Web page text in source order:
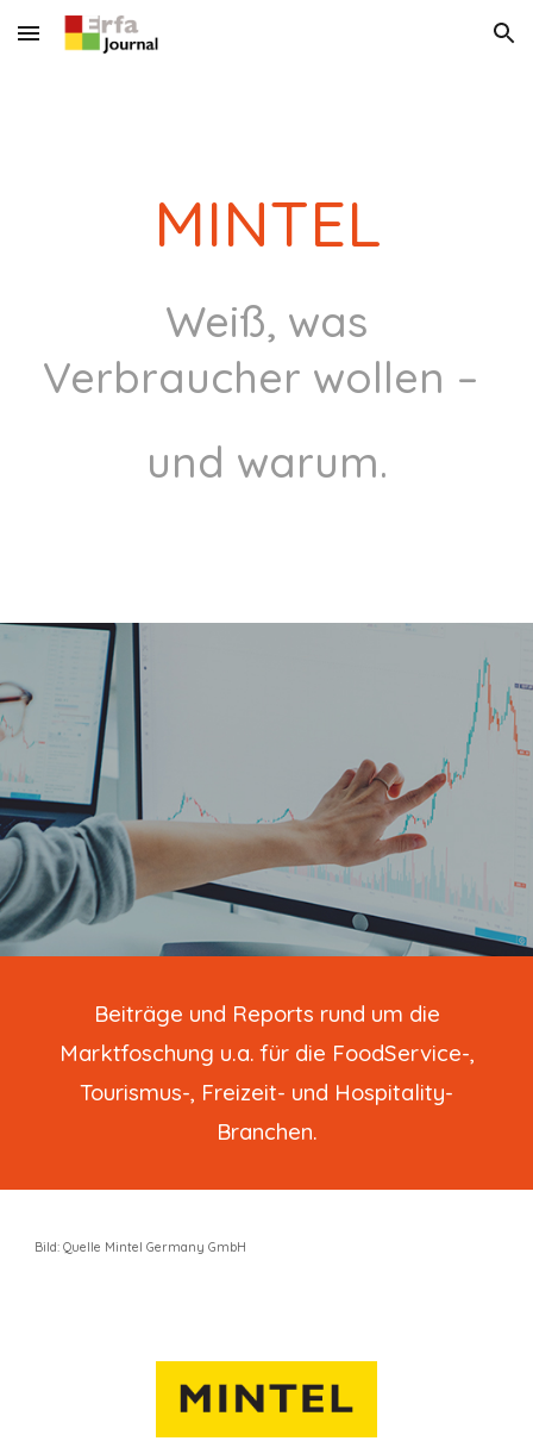
Skip to main content Skip to navigation
MINTEL
Weiß, was
Verbraucher wollen –
und warum.
Beiträge und Reports rund um die
Marktfoschung u.a. für die FoodService-,
Tourismus-, Freizeit- und Hospitality-
Branchen.
Bild: Quelle Mintel Germany GmbH